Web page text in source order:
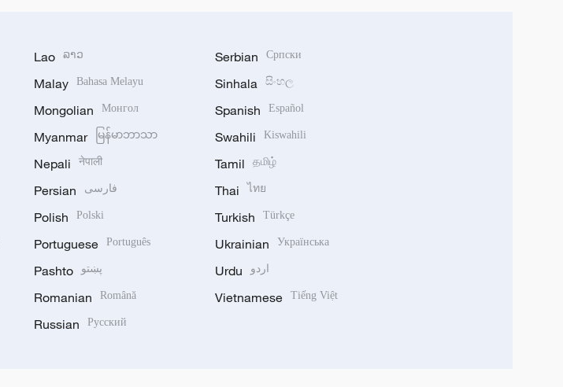
Lao ລາວ
Malay Bahasa Melayu
Mongolian Монгол
Myanmar မြန်မာဘာသာ
Nepali नेपाली
Persian فارسی
Polish Polski
Portuguese Português
Pashto پښتو
Romanian Română
Russian Русский
Serbian Српски
Sinhala සිංහල
Spanish Español
Swahili Kiswahili
Tamil தமிழ்
Thai ไทย
Turkish Türkçe
Ukrainian Українська
Urdu اردو
Vietnamese Tiếng Việt